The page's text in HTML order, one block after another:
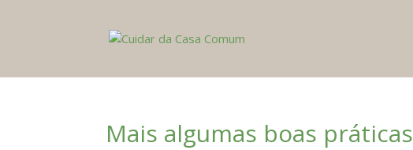
Mais algumas boas práticas